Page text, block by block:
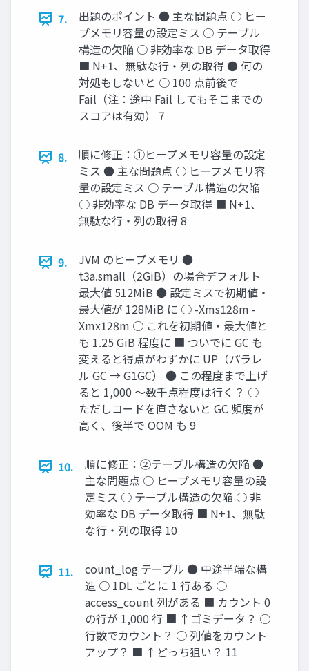
7.
出題のポイント ● 主な問題点 ○ ヒー
プメモリ容量の設定ミス ○ テーブル
構造の欠陥 ○ 非効率な DB データ取得
■ N+1、無駄な行・列の取得 ● 何の
対処もしないと ○ 100 点前後で
Fail（注：途中 Fail してもそこまでの
スコアは有効） 7
8.
順に修正：①ヒープメモリ容量の設定
ミス ● 主な問題点 ○ ヒープメモリ容
量の設定ミス ○ テーブル構造の欠陥
○ 非効率な DB データ取得 ■ N+1、
無駄な行・列の取得 8
9.
JVM のヒープメモリ ●
t3a.small（2GiB）の場合デフォルト
最大値 512MiB ● 設定ミスで初期値・
最大値が 128MiB に ○ -Xms128m -
Xmx128m ○ これを初期値・最大値と
も 1.25 GiB 程度に ■ ついでに GC も
変えると得点がわずかに UP（パラレ
ル GC → G1GC） ● この程度まで上げ
ると 1,000 〜数千点程度は行く？ ○
ただしコードを直さないと GC 頻度が
高く、後半で OOM も 9
10.
順に修正：②テーブル構造の欠陥 ●
主な問題点 ○ ヒープメモリ容量の設
定ミス ○ テーブル構造の欠陥 ○ 非
効率な DB データ取得 ■ N+1、無駄
な行・列の取得 10
11.
count_log テーブル ● 中途半端な構
造 ○ 1DL ごとに 1 行ある ○
access_count 列がある ■ カウント 0
の行が 1,000 行 ■ ↑ゴミデータ？ ○
行数でカウント？ ○ 列値をカウント
アップ？ ■ ↑どっち狙い？ 11